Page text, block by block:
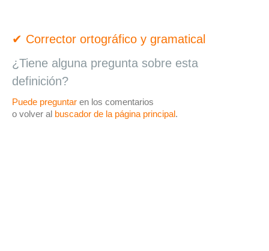
✔ Corrector ortográfico y gramatical
¿Tiene alguna pregunta sobre esta
definición?
Puede preguntar en los comentarios
o volver al buscador de la página principal.